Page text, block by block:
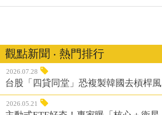
觀點新聞 ‧ 熱門排行
2026.07.28
台股「四貸同堂」恐複製韓國去槓桿
2026.05.21